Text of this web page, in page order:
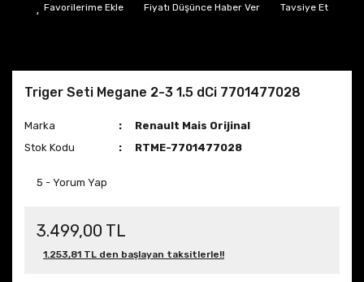
Fiyatı Düşünce Haber Ver Tavsiye Et
Triger Seti Megane 2-3 1.5 dCi 7701477028
Marka
Renault Mais Orijinal
Stok Kodu
RTME-7701477028
5 - Yorum Yap
3.499,00 TL
1.253,81 TL den başlayan taksitlerle!!